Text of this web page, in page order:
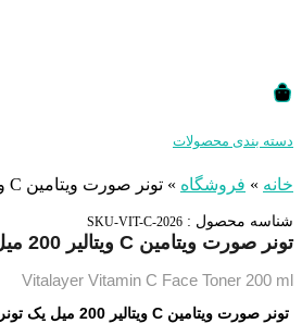
دسته بندی محصولات
خانه » فروشگاه » تونر صورت ویتامین C ویتالیر 200 میل
شناسه محصول : SKU-VIT-C-2026
تونر صورت ویتامین C ویتالیر 200 میل
Vitalayer Vitamin C Face Toner 200 ml
تونر صورت ویتامین C ویتالیر 200 میل یک تونر ملایم و روشن‌کننده است که پس از شستشوی صورت پوست را پاکسازی و مرطوب می‌کند.